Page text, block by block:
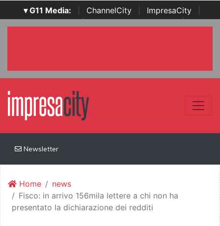
▾ G11 Media: ChannelCity ImpresaCity
SecurityOpenLab | Italian Channel Awards | Italian
Newsletter
Home
news
Fisco: in arrivo 156mila lettere a chi non ha
presentato la dichiarazione dei redditi